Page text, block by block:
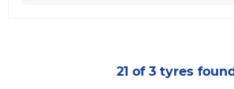
21 of 3 tyres